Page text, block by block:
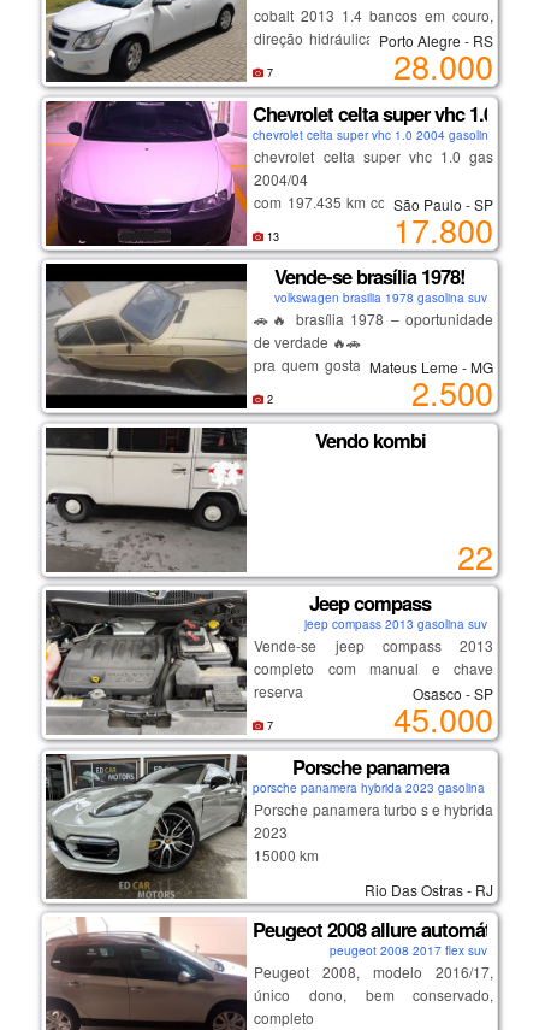
✅ tirado 0km na holanda
volkswagen.
de ré e volante multifuncional. carro
bem conservado, pronto para uso.
cobalt 2013 1.4 bancos em couro,
direção hidráulica, ar condicionado,
central multimídia, descanso de
braço do motorista, ar quente,
desembaçador traseiro,câmera de
ré.
Porto Alegre - RS
28.000
7
Chevrolet celta super vhc 1.0 gas
chevrolet celta super vhc 1.0 2004 gasolina hatch
chevrolet celta super vhc 1.0 gas
2004/04
com 197.435 km cor branco com ar
condicionado, vidros e trava elétrica
veículo em ótimo estado de
conservação pneus e mecânica em
geral excelente. veículo particular
de uso diário placa de sp final 4 já
isento de pagar ipva sem multas
documento ok pronto para
(11) 94000 - 5374 c/ roberto
e-mail: jr.solution@gmail.com
São Paulo - SP
17.800
13
Vende-se brasília 1978!
volkswagen brasilia 1978 gasolina suv
🚗🔥 brasília 1978 – oportunidade
de verdade 🔥🚗
pra quem gosta de carro antigo ou
quer pegar barato pra arrumar e
valorizar!
✅ platinado novo
⚠ precisa apenas: – carregar ou
trocar bateria
– revisar carburador
📄 documento 2025 em dia
✍ recibo preenchido
💰 *por r$ 2.500 pra vender rápido!*
preço de oportunidade mesmo!
Mateus Leme - MG
2.500
2
Vendo kombi
22
Jeep compass
jeep compass 2013 gasolina suv
Vende-se jeep compass 2013
completo com manual e chave
reserva
Osasco - SP
45.000
7
Porsche panamera
porsche panamera hybrida 2023 gasolina coupe
Porsche panamera turbo s e hybrida
2023
15000 km
Rio Das Ostras - RJ
Peugeot 2008 allure automático
peugeot 2008 2017 flex suv
Peugeot 2008, modelo 2016/17,
único dono, bem conservado,
completo